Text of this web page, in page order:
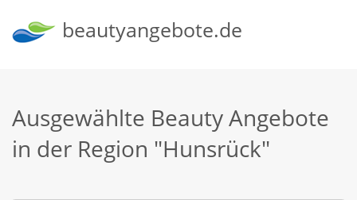
beautyangebote.de
Ausgewählte Beauty Angebote
in der Region "Hunsrück"